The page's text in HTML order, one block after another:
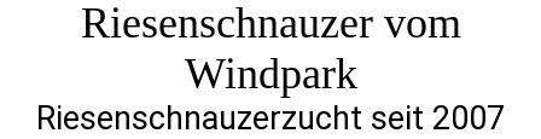
Riesenschnauzer vom
Windpark
Riesenschnauzerzucht seit 2007